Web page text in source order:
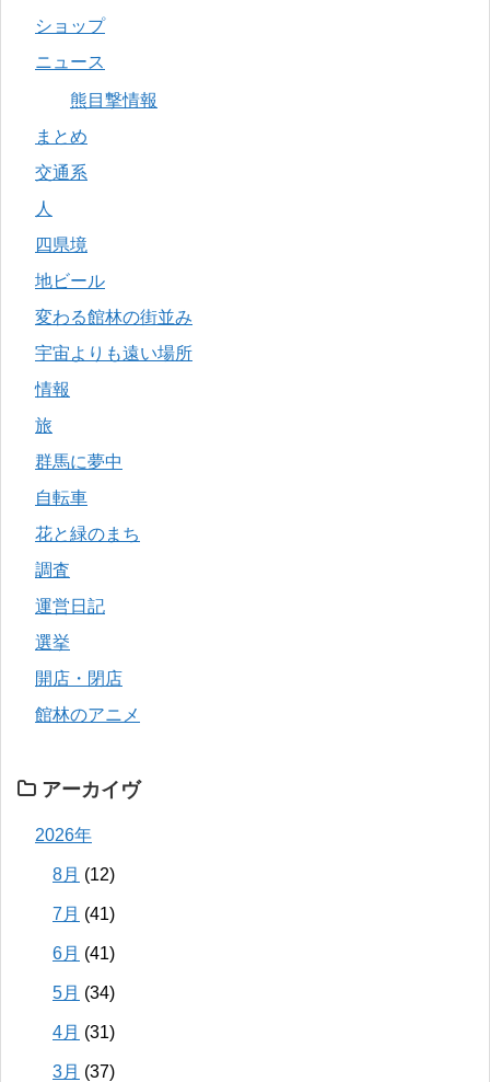
ショップ
ニュース
熊目撃情報
まとめ
交通系
人
四県境
地ビール
変わる館林の街並み
宇宙よりも遠い場所
情報
旅
群馬に夢中
自転車
花と緑のまち
調査
運営日記
選挙
開店・閉店
館林のアニメ
アーカイヴ
2026年
8月 (12)
7月 (41)
6月 (41)
5月 (34)
4月 (31)
3月 (37)